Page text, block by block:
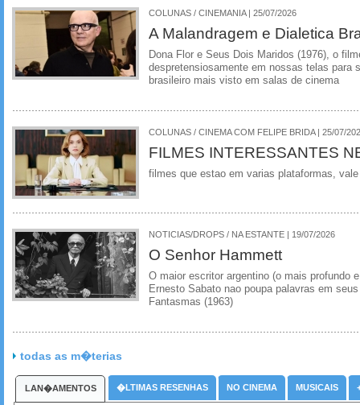
COLUNAS / CINEMANIA | 25/07/2026
A Malandragem e Dialetica
Dona Flor e Seus Dois Maridos (1976), o
despretensiosamente em nossas telas para
brasileiro mais visto em salas de cinema
COLUNAS / CINEMA COM FELIPE BRIDA | 25/07/
FILMES INTERESSANTES
filmes que estao em varias plataformas,
NOTICIAS/DROPS / NA ESTANTE | 19/07/2026
O Senhor Hammett
O maior escritor argentino (o mais profundo
Ernesto Sabato nao poupa palavras em
Fantasmas (1963)
todas as m�terias
LAN�AMENTOS �LTIMAS RESENHAS NO CINEMA MUSICAIS